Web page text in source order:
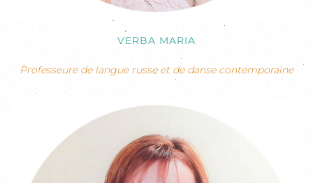
VERBA MARIA
Professeure de langue russe et de danse contemporaine